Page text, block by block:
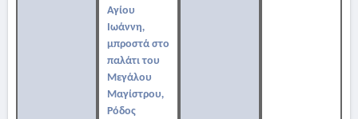
Αγίου
Ιωάννη,
μπροστά στο
παλάτι του
Μεγάλου
Μαγίστρου,
Ρόδος